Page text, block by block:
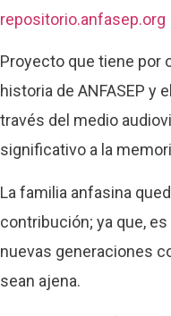
repositorio.anfasep.org
Proyecto que tiene por
historia de ANFASEP y
través del medio
significativo a la
La familia anfasina
contribución; ya que,
nuevas generaciones
sean ajena.